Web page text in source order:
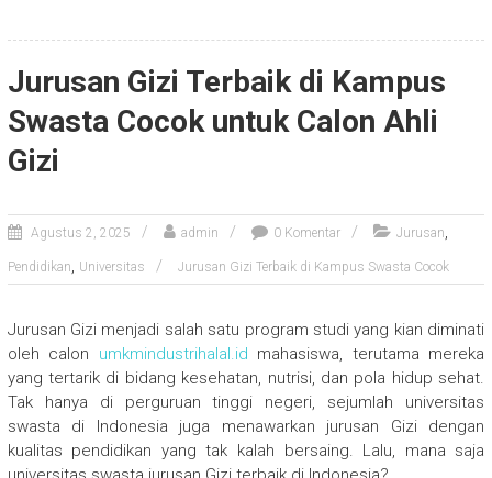
Jurusan Gizi Terbaik di Kampus
Swasta Cocok untuk Calon Ahli
Gizi
Agustus 2, 2025 admin 0 Komentar Jurusan,
Pendidikan, Universitas Jurusan Gizi Terbaik di Kampus Swasta Cocok
Jurusan Gizi menjadi salah satu program studi yang kian diminati
oleh calon umkmindustrihalal.id mahasiswa, terutama mereka
yang tertarik di bidang kesehatan, nutrisi, dan pola hidup sehat.
Tak hanya di perguruan tinggi negeri, sejumlah universitas
swasta di Indonesia juga menawarkan jurusan Gizi dengan
kualitas pendidikan yang tak kalah bersaing. Lalu, mana saja